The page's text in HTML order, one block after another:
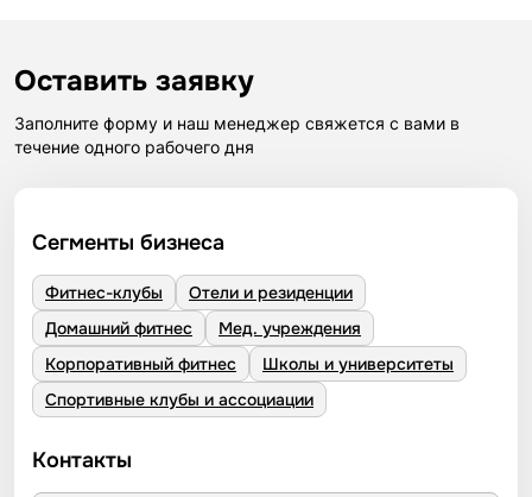
Оставить заявку
Заполните форму и наш менеджер свяжется с вами в
течение одного рабочего дня
Сегменты бизнеса
Фитнес-клубы
Отели и резиденции
Домашний фитнес
Мед. учреждения
Корпоративный фитнес
Школы и университеты
Спортивные клубы и ассоциации
Контакты